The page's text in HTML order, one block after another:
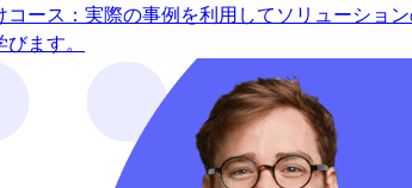
コース：実際の事例を利用してソリューション
ます。